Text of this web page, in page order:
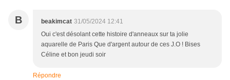
B beakimcat 31/05/2024 12:41
Oui c'est désolant cette histoire d'anneaux sur ta jolie
aquarelle de Paris Que d'argent autour de ces J.O ! Bises
Céline et bon jeudi soir
Répondre